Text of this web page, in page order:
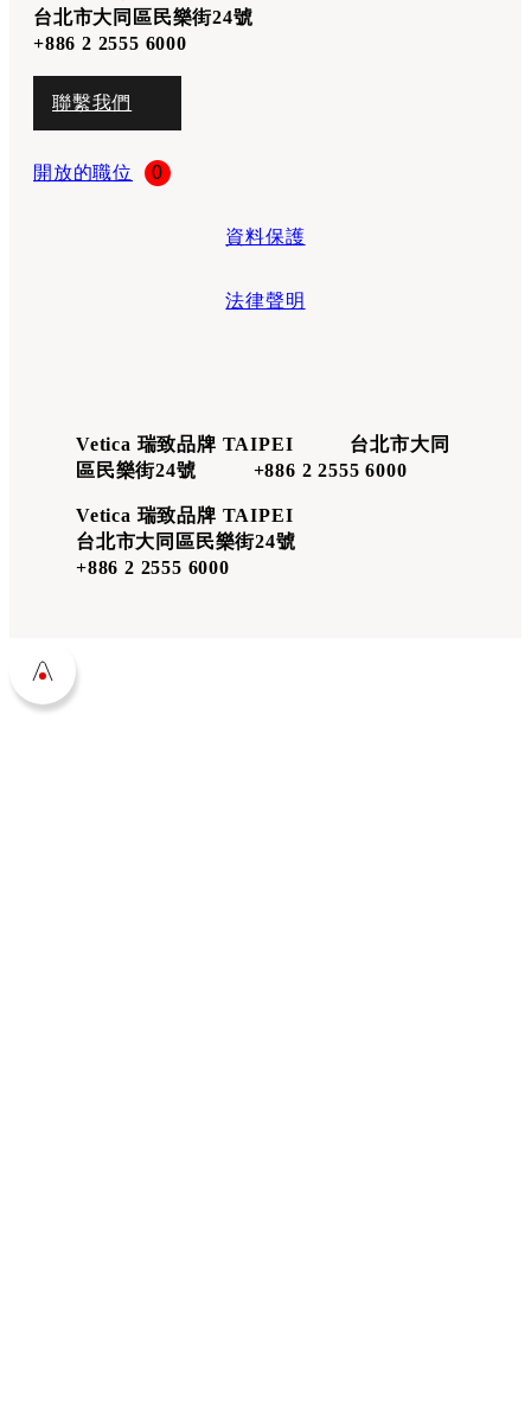
台北市大同區民樂街24號
+886 2 2555 6000
聯繫我們
開放的職位 0
資料保護
法律聲明
Vetica 瑞致品牌 TAIPEI 台北市大同
區民樂街24號 +886 2 2555 6000
Vetica 瑞致品牌 TAIPEI
台北市大同區民樂街24號
+886 2 2555 6000